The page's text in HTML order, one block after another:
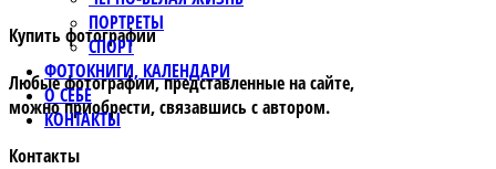
ПОРТРЕТЫ
СПОРТ
ФОТОКНИГИ, КАЛЕНДАРИ
О СЕБЕ
КОНТАКТЫ
Купить фотографии
Любые фотографии, представленные на сайте,
можно приобрести, связавшись с автором.
Контакты